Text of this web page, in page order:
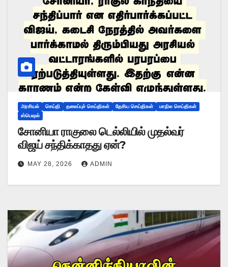
அரசியல் செய்தி தலைப்புச் செய்திகள் தேசிய செய்திகள்
மாநில செய்திகள்
ஸ்பெஷல்
சோனியா ராகுலை டெல்லியில் முதல்வர்
விஜய் சந்திக்காதது ஏன்?
MAY 28, 2026 ADMIN